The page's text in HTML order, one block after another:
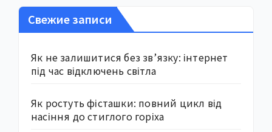
Свежие записи
Як не залишитися без зв’язку: інтернет
під час відключень світла
Як ростуть фісташки: повний цикл від
насіння до стиглого горіха